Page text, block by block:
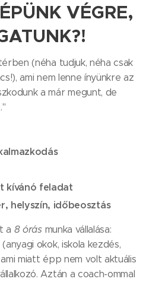
VÉGRE,
(néha tudjuk, néha csak
ami nem lenne ínyünkre az
a már megunt, de
kívánó feladat
helyszín, időbeosztás
a 8 órásmunka vállalása:
okok, iskola kezdés,
miatt épp nem volt aktuális
Aztán a coach-ommal